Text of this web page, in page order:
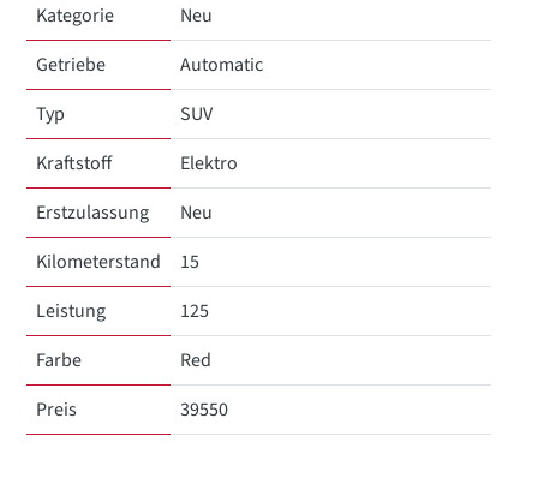
Kategorie
Neu
Getriebe
Automatic
Typ
SUV
Kraftstoff
Elektro
Erstzulassung
Neu
Kilometerstand
15
Leistung
125
Farbe
Red
Preis
39550